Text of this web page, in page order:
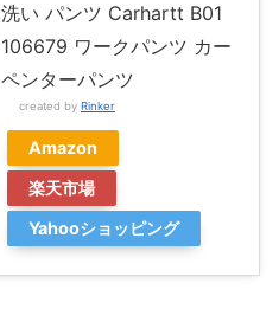
洗い パンツ Carhartt B01
106679 ワークパンツ カー
ペンターパンツ
created by Rinker
Amazon
楽天市場
Yahooショッピング